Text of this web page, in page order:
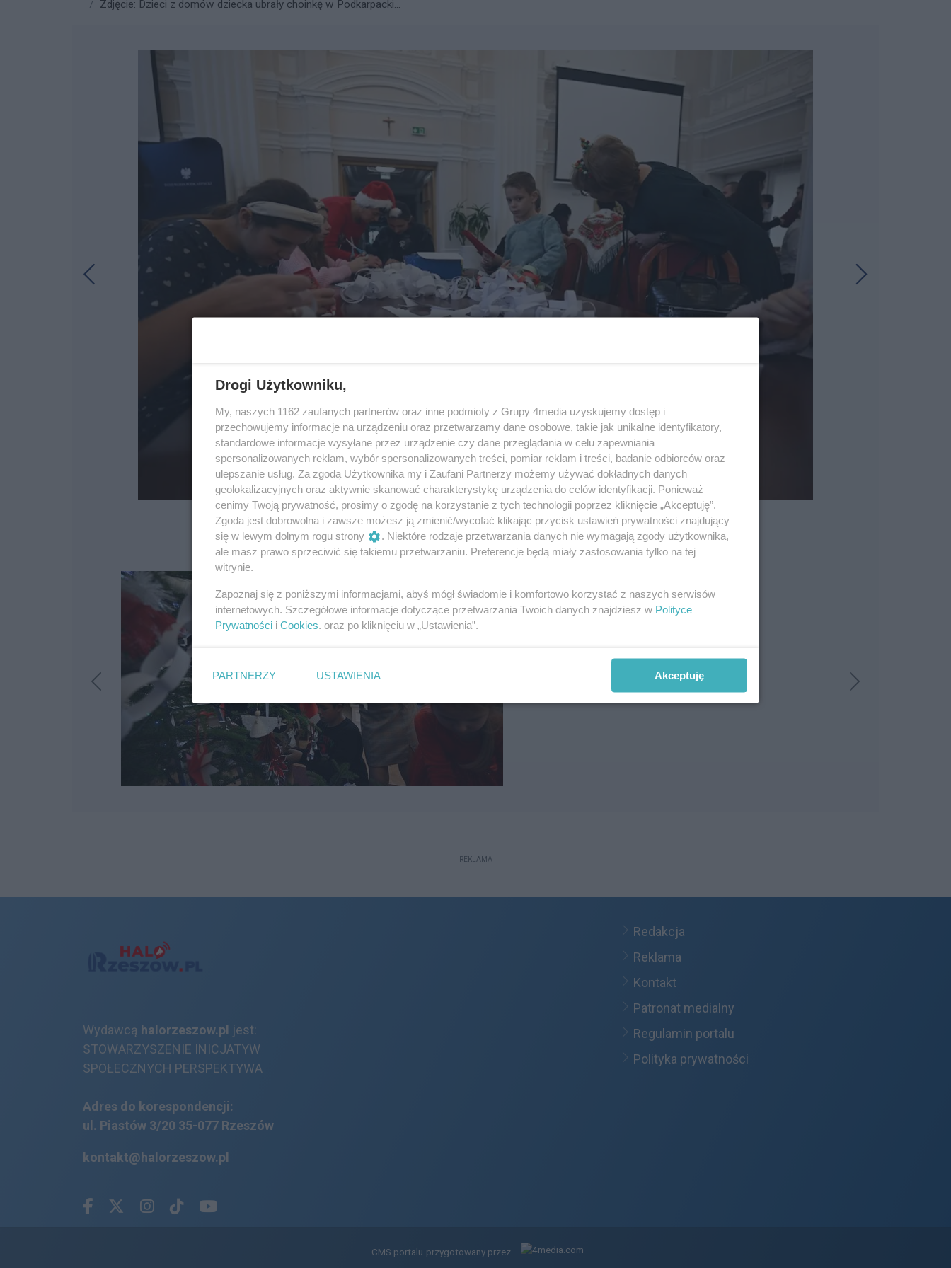
Zdjęcie: Dzieci z domów dziecka ubrały choinkę w Podkarpacki...
26 / 59
REKLAMA
Wydawcą halorzeszow.pl jest:
STOWARZYSZENIE INICJATYW
SPOŁECZNYCH PERSPEKTYWA
Adres do korespondencji:
ul. Piastów 3/20 35-077 Rzeszów
kontakt@halorzeszow.pl
Redakcja
Reklama
Kontakt
Patronat medialny
Regulamin portalu
Polityka prywatności
Facebook.com
X.comInstagram.com
Tiktok.com
Youtube.com
CMS portalu przygotowany przez
Drogi Użytkowniku,
My, naszych 1162 zaufanych partnerów oraz inne podmioty z Grupy 4media uzyskujemy dostęp i
przechowujemy informacje na urządzeniu oraz przetwarzamy dane osobowe, takie jak unikalne identyfikatory,
standardowe informacje wysyłane przez urządzenie czy dane przeglądania w celu zapewniania
spersonalizowanych reklam, wybór spersonalizowanych treści, pomiar reklam i treści, badanie odbiorców oraz
ulepszanie usług. Za zgodą Użytkownika my i Zaufani Partnerzy możemy używać dokładnych danych
geolokalizacyjnych oraz aktywnie skanować charakterystykę urządzenia do celów identyfikacji. Ponieważ
cenimy Twoją prywatność, prosimy o zgodę na korzystanie z tych technologii poprzez kliknięcie „Akceptuję”.
Zgoda jest dobrowolna i zawsze możesz ją zmienić/wycofać klikając przycisk ustawień prywatności znajdujący
się w lewym dolnym rogu strony
. Niektóre rodzaje przetwarzania danych nie wymagają zgody użytkownika,
ale masz prawo sprzeciwić się takiemu przetwarzaniu. Preferencje będą miały zastosowania tylko na tej
witrynie.
Zapoznaj się z poniższymi informacjami, abyś mógł świadomie i komfortowo korzystać z naszych serwisów
internetowych. Szczegółowe informacje dotyczące przetwarzania Twoich danych znajdziesz w Polityce
Prywatności i Cookies. oraz po kliknięciu w „Ustawienia”.
PARTNERZY USTAWIENIA Akceptuję